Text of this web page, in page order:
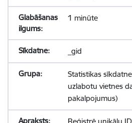
1 minūte
_gid
Statistikas
uzlabotu vietnes
pakalpojumus)